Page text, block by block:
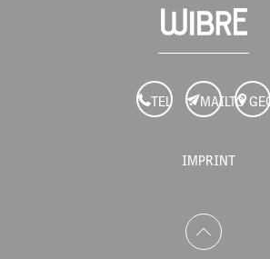
TEL MAILTO
IMPRINT